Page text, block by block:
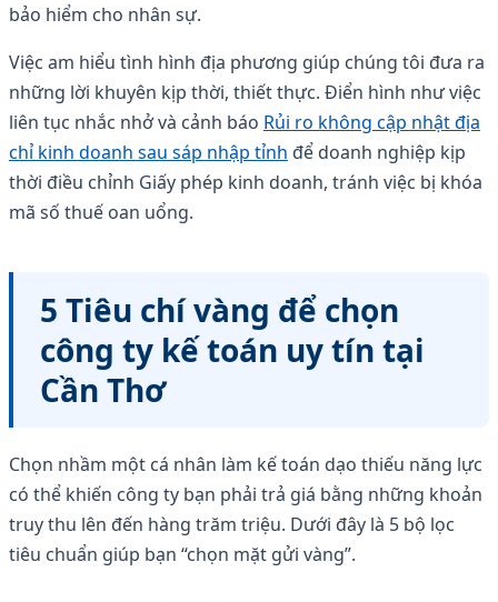
bảo hiểm cho nhân sự.
Việc am hiểu tình hình địa phương giúp chúng tôi đưa ra
những lời khuyên kịp thời, thiết thực. Điển hình như việc
liên tục nhắc nhở và cảnh báo Rủi ro không cập nhật địa
chỉ kinh doanh sau sáp nhập tỉnh để doanh nghiệp kịp
thời điều chỉnh Giấy phép kinh doanh, tránh việc bị khóa
mã số thuế oan uổng.
5 Tiêu chí vàng để chọn
công ty kế toán uy tín tại
Cần Thơ
Chọn nhầm một cá nhân làm kế toán dạo thiếu năng lực
có thể khiến công ty bạn phải trả giá bằng những khoản
truy thu lên đến hàng trăm triệu. Dưới đây là 5 bộ lọc
tiêu chuẩn giúp bạn “chọn mặt gửi vàng”.